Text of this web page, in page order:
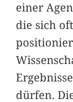
einer
die sich
dürfen.